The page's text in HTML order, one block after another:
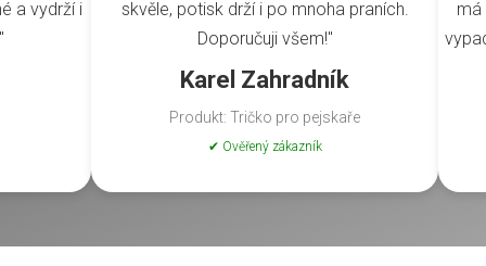
a vydrží i
skvěle, potisk drží i po mnoha praních.
Doporučuji všem!"
Karel Zahradník
Produkt: Tričko pro pejskaře
✔ Ověřený zákazník
má